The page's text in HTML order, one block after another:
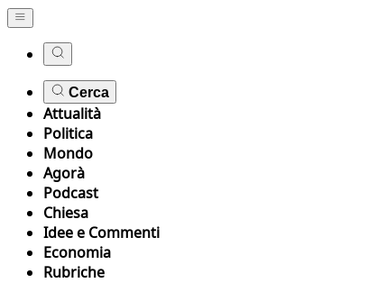
Cerca
Attualità
Politica
Mondo
Agorà
Podcast
Chiesa
Idee e Commenti
Economia
Rubriche